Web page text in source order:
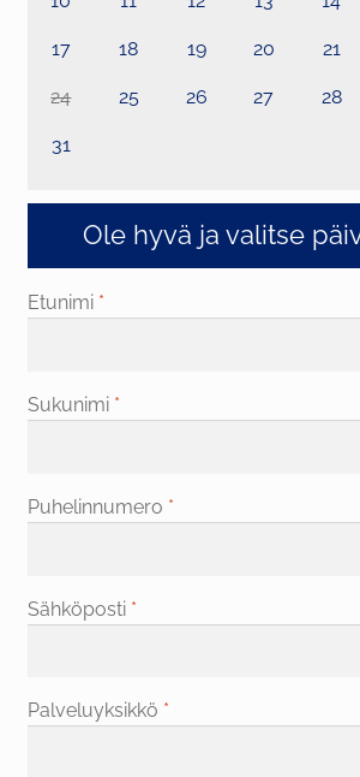
17 18 19 20 21
24 25 26 27 28
31
Ole hyvä ja valitse
Etunimi *
Sukunimi *
Puhelinnumero *
Sähköposti *
Palveluyksikkö *